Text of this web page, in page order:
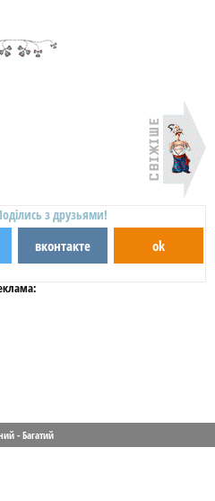
з друзьями!
вконтакте ok
- Багатий